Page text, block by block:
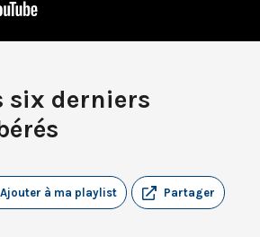
six derniers
Partager
Ajouter à ma playlist